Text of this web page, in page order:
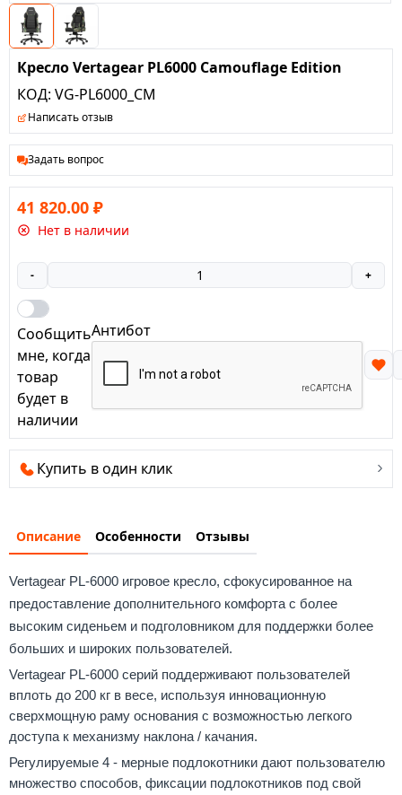
Кресло Vertagear PL6000 Camouflage Edition
КОД: VG-PL6000_CM
Написать отзыв
Задать вопрос
41 820.00 ₽
Нет в наличии
- +
Сообщить
мне, когда
товар
будет в
наличии
Антибот
Купить в один клик
Описание Особенности Отзывы
Vertagear PL-6000 игровое кресло, сфокусированное на
предоставление дополнительного комфорта с более
высоким сиденьем и подголовником для поддержки более
больших и широких пользователей.
Vertagear PL-6000 серий поддерживают пользователей
вплоть до 200 кг в весе, используя инновационную
сверхмощную раму основания с возможностью легкого
доступа к механизму наклона / качания.
Регулируемые 4 - мерные подлокотники дают пользователю
множество способов, фиксации подлокотников под свой